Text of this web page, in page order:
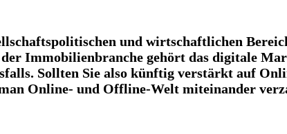
und wirtschaftlichen
Immobilienbranche gehört das digitale
Sollten Sie also künftig verstärkt auf
Online- und Offline-Welt miteinander